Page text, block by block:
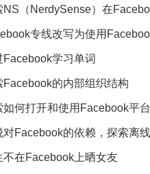
Facebook学习单词
Facebook的内部组织结构
如何打开和使用Facebook平台
不在Facebook上晒女友